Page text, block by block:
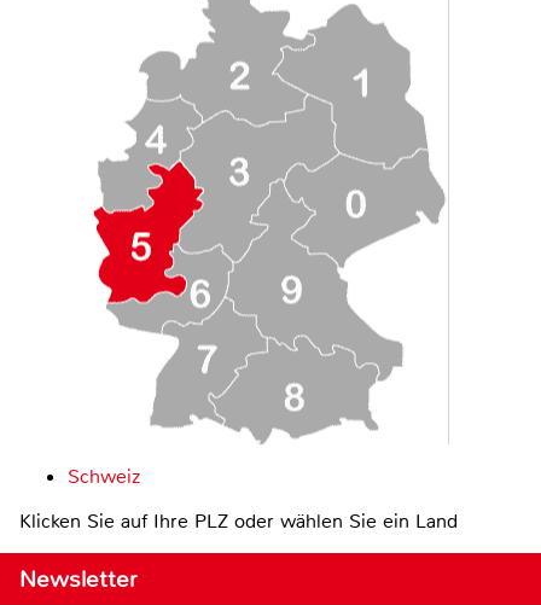
Schweiz
Klicken Sie auf Ihre PLZ oder wählen Sie ein Land
Newsletter